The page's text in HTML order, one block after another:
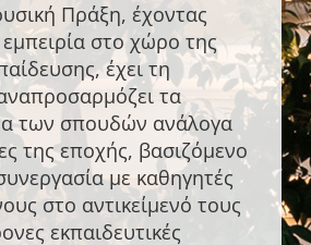
Πράξη, έχοντας
στο χώρο της
έχει τη
τα
των σπουδών ανάλογα
της εποχής, βασιζόμενο
με καθηγητές
στο αντικείμενό τους
εκπαιδευτικές